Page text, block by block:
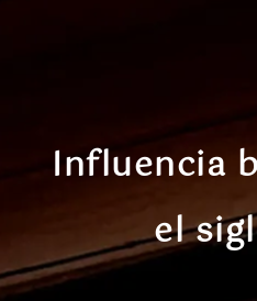
Influencia
el